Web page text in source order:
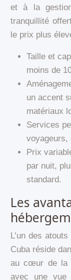
et à la
tranquillité
le prix plus
Taille et
moins de
un accent
matériaux
Services
voyageurs,
Prix
par nuit,
standard.
Les
L’un des
Cuba réside
au cœur de la
avec une vue